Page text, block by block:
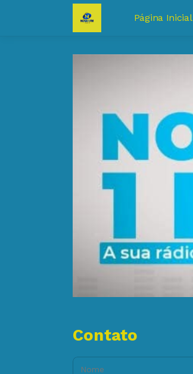
Página Inicial
Contato
Nome: